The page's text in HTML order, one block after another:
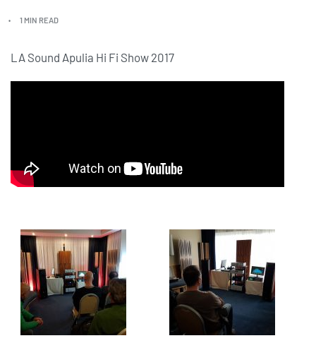
1 MIN READ
LA Sound Apulia Hi Fi Show 2017